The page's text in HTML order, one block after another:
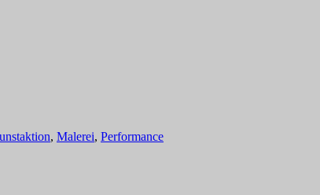
, Malerei, Performance